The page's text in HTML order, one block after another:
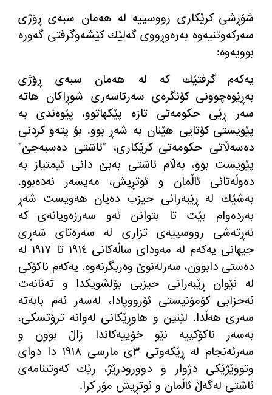
شۆڕشی كرێكاری رووسییە لە هەمان سبەی ڕۆژی
سەركەوتنیەوە بەرەوڕووی گەلێك كێشەوگرفتی گەورە
بوویەوە:
یەكەم گرفتێك كە لە هەمان سبەی ڕۆژی
بەڕێوەچوونی كۆنگرەی سەرتاسەری شوڕاكان هاتە
سەر ڕێی حكومەتی تازە پێكهاتوو، پێوەندی بە
پێویستی كۆتایی هێنان بە شەڕ بوو. بۆ پتەو كردنی
دەسەڵاتی حكومەتی كرێكاری، “ئاشتی دەسبەجێ”
پێویست بوو، بەڵام ئاشتی بەبێ دانی ئیمتیاز بە
دەوڵەتانی ئاڵمان و ئوتڕیش، مەیسەر نەدەبوو.
بەشێك لە ڕێبەرانی حیزب دەیان هەویست شەڕ
بەردەوام بێت تا بتوانن ئەو سەرزەویانەی كە
ئەڕتەشی رووسییەی تزاری لە سەرەتای شەڕی
جیهانی یەكەم لە مەودای ساڵەكانی ١٩١٤ تا ١٩١٧ لە
دەستی دابوون، سەرلەنوێ وەربگرنەوە. یەكەم ناكۆكی
لە نێوان ڕێبەرانی حیزبی بۆلشویكدا و تەنانەت
ئەحزابی كۆمۆنیستی ئۆرووپادا، لەسەر ئەم بابەتە
سەری هەڵدا. لێنین و هاوڕێكانی لەوانە ترۆتسكی،
بەسەر ناكۆكییە نێو خۆییەكاندا زاڵ بوون و
سەرئەنجام لە ڕێكەوتی ٣ی مارسی ١٩١٨ دا دوای
وتووێژێكی دژوار و دوورودرێژ، رێك كەوتننامەی
ئاشتی لەگەڵ ئاڵمان و ئوتڕیش مۆر كرا.